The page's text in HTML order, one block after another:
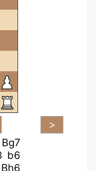
Bg7
b6
Bh6